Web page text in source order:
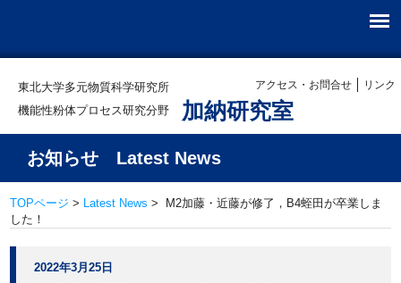
東北大学多元物質科学研究所
機能性粉体プロセス研究分野
加納研究室
アクセス・お問合せ リンク
お知らせ Latest News
TOPページ > Latest News > M2加藤・近藤が修了，B4蛭田が卒業しま
した！
2022年3月25日